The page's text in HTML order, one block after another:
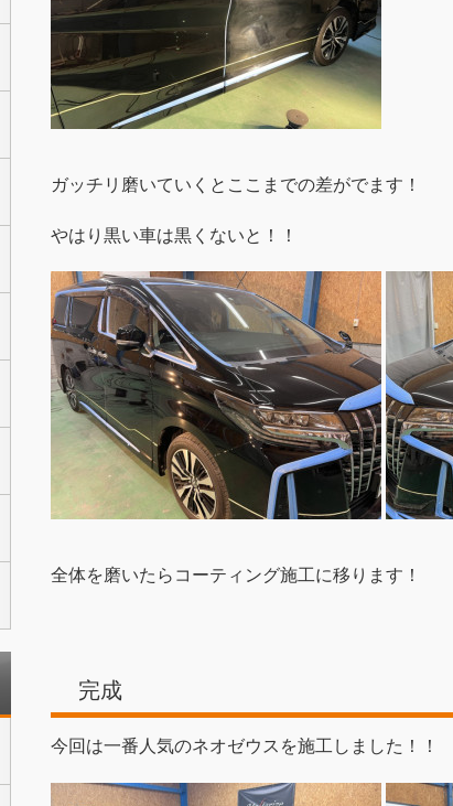
ガッチリ磨いていくとここまでの差がでます！
やはり黒い車は黒くないと！！
全体を磨いたらコーティング施工に移ります！
完成
今回は一番人気のネオゼウスを施工しました！！